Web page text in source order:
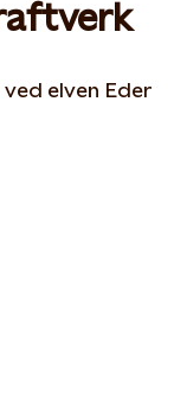
elven Eder